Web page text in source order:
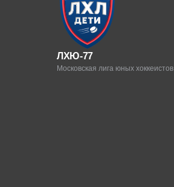
ЛХЮ-77
Московская лига юных хоккеистов